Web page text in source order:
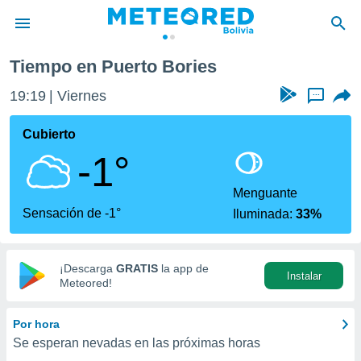
de
ha
que se
calidad.
a este
las
y
digital
basada
Tiempo en Puerto Bories
19:19 Viernes ...
Cubierto
-1°
Sensación de -1°
Menguante
Iluminada:33%
¡Descarga GRATIS la app de
Meteored!
Instalar
Por hora
Se esperan nevadas en las próximas horas